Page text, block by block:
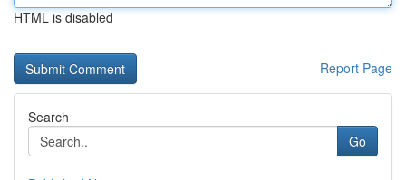
HTML is disabled
Report Page
Search
Go